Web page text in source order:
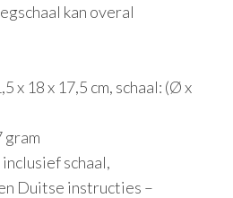
kan overal
x 18 x 17,5 cm, schaal: (Ø x
gram
schaal,
Duitse instructies –